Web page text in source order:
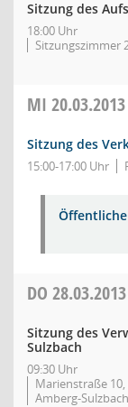
Sitzung des
18:00 Uhr
Sitzungszimmer
MI 20.03.2013
Sitzung des
15:00-17:00 Uhr
DO 28.03.2013
Sitzung des
Sulzbach
09:30 Uhr
Marienstraße
Amberg-Sulzbach